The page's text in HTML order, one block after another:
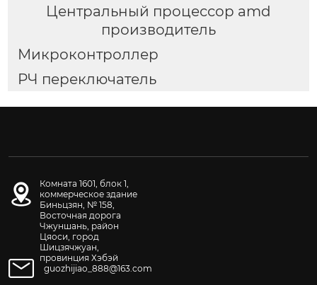
Центральный процессор amd
производитель
Микроконтроллер
РЧ переключатель
Комната 1601, блок 1,
коммерческое здание
Биньцзян, № 158,
Восточная дорога
Чжуншань, район
Цяоси, город
Шицзячжуан,
провинция Хэбэй
guozhijiao_888@163.com